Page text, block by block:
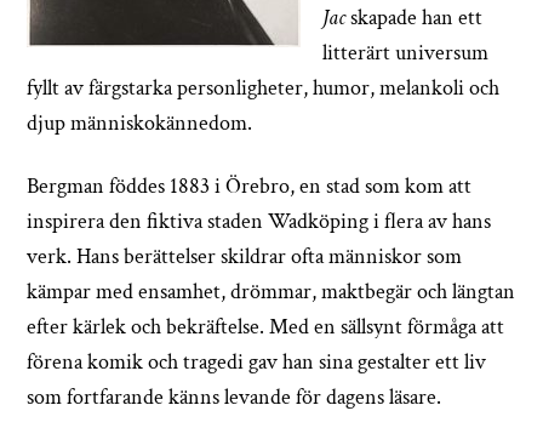
Jacskapade han ett
litterärt universum
fyllt av färgstarka personligheter, humor, melankoli och
djup människokännedom.
Bergman föddes 1883 i Örebro, en stad som kom att
inspirera den fiktiva staden Wadköping i flera av hans
verk. Hans berättelser skildrar ofta människor som
kämpar med ensamhet, drömmar, maktbegär och längtan
efter kärlek och bekräftelse. Med en sällsynt förmåga att
förena komik och tragedi gav han sina gestalter ett liv
som fortfarande känns levande för dagens läsare.